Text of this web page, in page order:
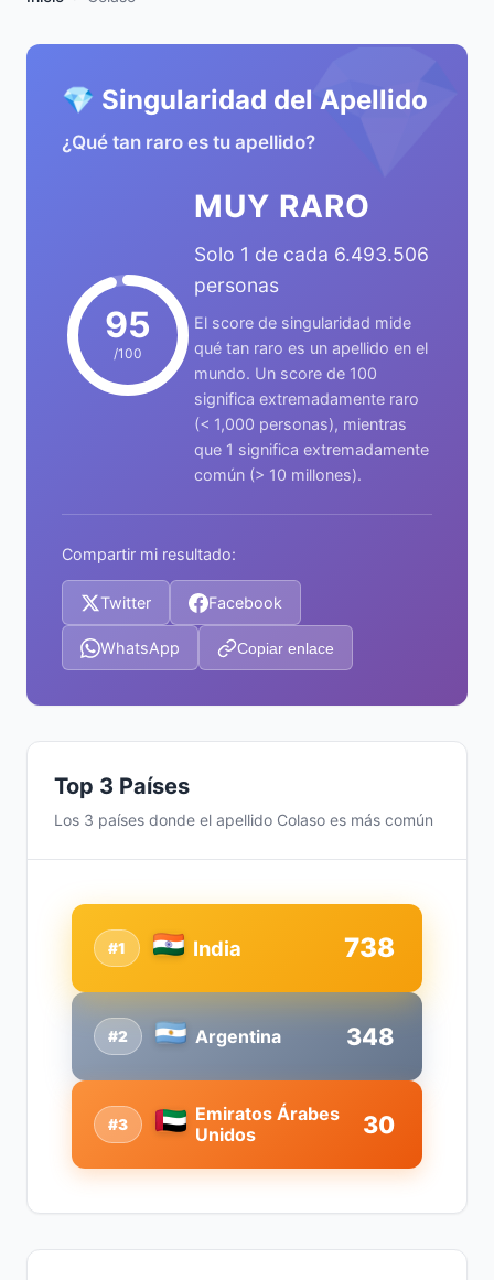
💎
💎 Singularidad del Apellido
¿Qué tan raro es tu apellido?
95
/100
MUY RARO
Solo 1 de cada 6.493.506
personas
El score de singularidad mide
qué tan raro es un apellido en el
mundo. Un score de 100
significa extremadamente raro
(< 1,000 personas), mientras
que 1 significa extremadamente
común (> 10 millones).
Compartir mi resultado:
Twitter Facebook
WhatsApp Copiar enlace
Top 3 Países
Los 3 países donde el apellido Colaso es más común
#2 Argentina 348
#1 India 738
#3
Emiratos Árabes
Unidos
30